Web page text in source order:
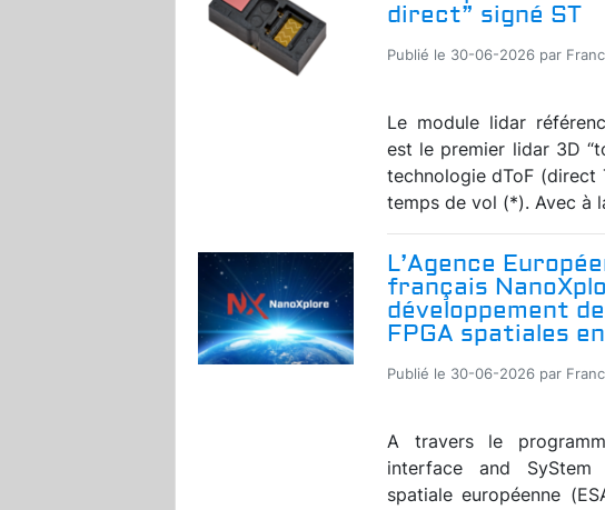
direct” signé ST
Publié le 30-06-2026 par
Le module lidar
est le premier lidar 3D
technologie dToF (direct
temps de vol (*). Avec à
L’Agence
français
développement
FPGA spatiales
Publié le 30-06-2026 par
A travers le
interface and SyStem
spatiale européenne